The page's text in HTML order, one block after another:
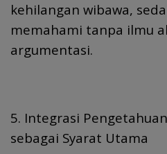
kehilangan wibawa,
memahami tanpa ilmu
argumentasi.
5. Integrasi
sebagai Syarat Utama